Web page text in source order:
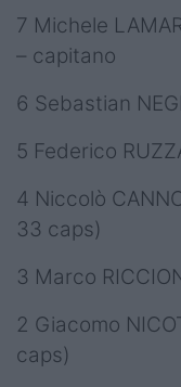
7 Michele
– capitano
6 Sebastian
5 Federico
4 Niccolò
33 caps)
3 Marco
2 Giacomo
caps)